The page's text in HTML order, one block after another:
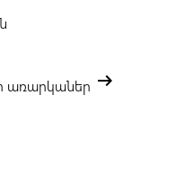
առարկաներ arrow_right_alt